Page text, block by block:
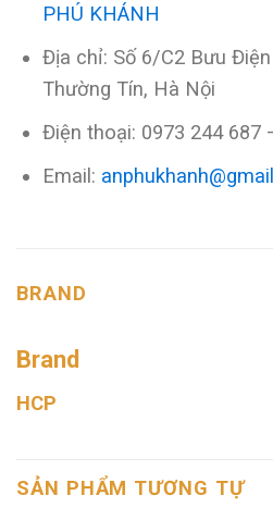
PHÚ KHÁNH
Địa chỉ: Số 6/C2 Bưu
Thường Tín, Hà Nội
Điện thoại: 0973 244 687
Email:
BRAND
Brand
HCP
SẢN PHẨM TƯƠNG TỰ